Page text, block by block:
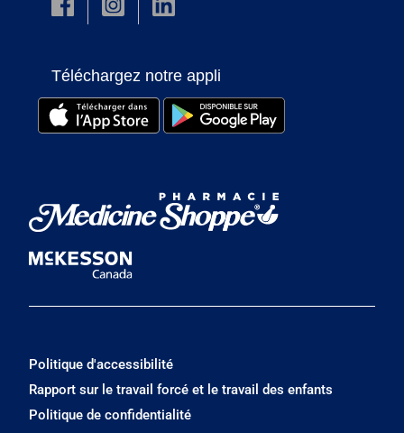
Téléchargez notre appli
Politique d'accessibilité
Rapport sur le travail forcé et le travail des enfants
Politique de confidentialité